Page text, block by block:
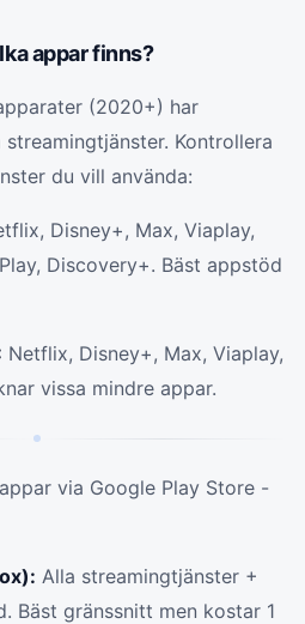
appar finns?
(2020+) har
Kontrollera
du vill använda:
Disney+, Max, Viaplay,
Discovery+. Bäst appstöd
Netflix, Disney+, Max, Viaplay,
vissa mindre appar.
via Google Play Store -
Alla streamingtjänster +
Bäst gränssnitt men kostar 1